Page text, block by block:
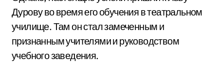
Дурову во время его обучения в театральном
училище. Там он стал замеченным и
признанным учителями и руководством
учебного заведения.